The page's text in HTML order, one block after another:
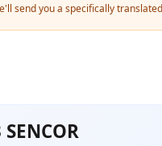
send you a specifically